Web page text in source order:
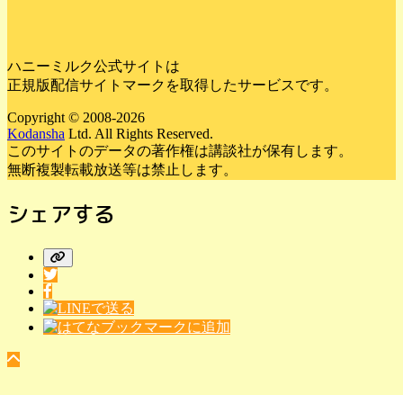
ハニーミルク公式サイトは
正規版配信サイトマークを取得したサービスです。
Copyright © 2008-2026
Kodansha Ltd. All Rights Reserved.
このサイトのデータの著作権は講談社が保有します。
無断複製転載放送等は禁止します。
シェアする